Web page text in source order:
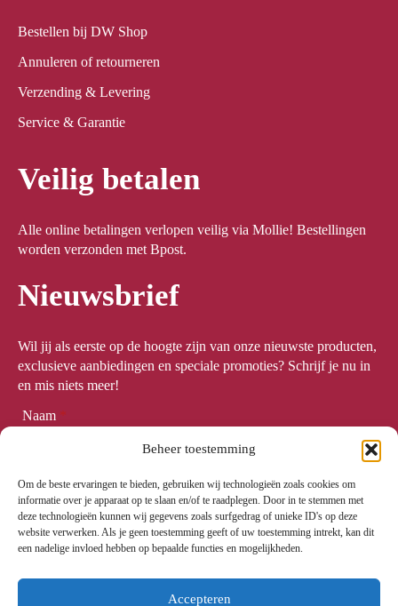
Beheer toestemming
Om de beste ervaringen te bieden, gebruiken wij technologieën zoals cookies om
informatie over je apparaat op te slaan en/of te raadplegen. Door in te stemmen met
deze technologieën kunnen wij gegevens zoals surfgedrag of unieke ID's op deze
website verwerken. Als je geen toestemming geeft of uw toestemming intrekt, kan dit
een nadelige invloed hebben op bepaalde functies en mogelijkheden.
Accepteren
Bestellen bij DW Shop
Annuleren of retourneren
Verzending & Levering
Service & Garantie
Veilig betalen
Alle online betalingen verlopen veilig via Mollie! Bestellingen
worden verzonden met Bpost.
Nieuwsbrief
Wil jij als eerste op de hoogte zijn van onze nieuwste producten,
exclusieve aanbiedingen en speciale promoties? Schrijf je nu in
en mis niets meer!
Naam *
Email *
Meld me aan